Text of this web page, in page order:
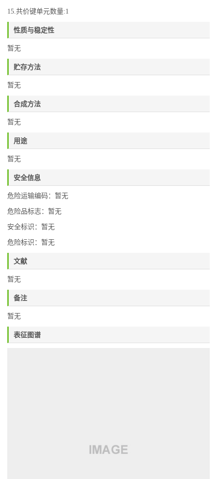
15.共价键单元数量:1
性质与稳定性
暂无
贮存方法
暂无
合成方法
暂无
用途
暂无
安全信息
危险运输编码：暂无
危险品标志：暂无
安全标识：暂无
危险标识：暂无
文献
暂无
备注
暂无
表征图谱